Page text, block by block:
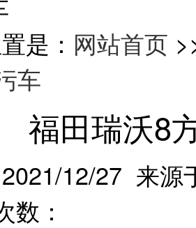
是： 网站首页
车
福田瑞沃8
12/27 来
：